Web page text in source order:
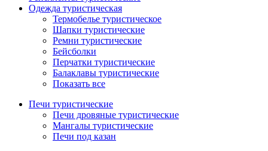
Одежда туристическая
Термобелье туристическое
Шапки туристические
Ремни туристические
Бейсболки
Перчатки туристические
Балаклавы туристические
Показать все
Печи туристические
Печи дровяные туристические
Мангалы туристические
Печи под казан